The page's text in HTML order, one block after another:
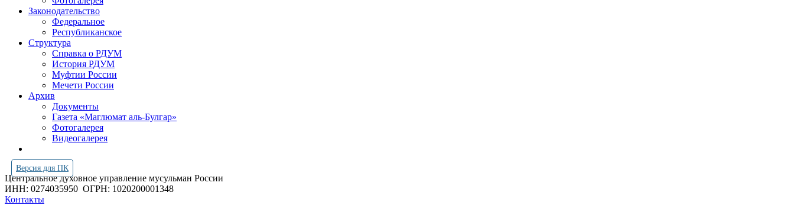
Законодательство
Федеральное
Республиканское
Структура
Справка о РДУМ
История РДУМ
Муфтии России
Мечети России
Архив
Документы
Газета «Маглюмат аль-Булгар»
Фотогалерея
Видеогалерея
Версия для ПК
Центральное духовное управление мусульман России
ИНН: 0274035950 ОГРН: 1020200001348
Контакты